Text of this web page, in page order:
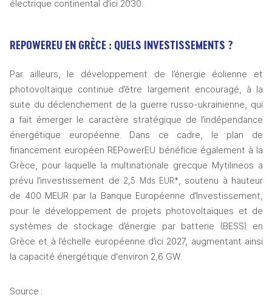
électrique continental d’ici 2030.
REPOWEREU EN GRÈCE : QUELS INVESTISSEMENTS ?
Par ailleurs, le développement de l’énergie éolienne et
photovoltaïque continue d’être largement encouragé, à la
suite du déclenchement de la guerre russo-ukrainienne, qui
a fait émerger le caractère stratégique de l’indépendance
énergétique européenne. Dans ce cadre, le plan de
financement européen REPowerEU bénéficie également à la
Grèce, pour laquelle la multinationale grecque Mytilineos a
prévu l’investissement de 2,5 Mds EUR*, soutenu à hauteur
de 400 MEUR par la Banque Européenne d’Investissement,
pour le développement de projets photovoltaïques et de
systèmes de stockage d’énergie par batterie (BESS) en
Grèce et à l’échelle européenne d’ici 2027, augmentant ainsi
la capacité énergétique d'environ 2,6 GW.
Source :